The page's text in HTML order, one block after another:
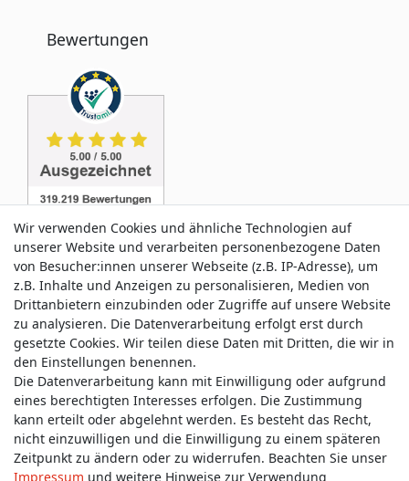
Bewertungen
Service & Kontakt
Wünschen Sie einen Rückruf?
service@allmyclothes.de
Schreiben Sie uns:
service@allmyclothes.de
Wir verwenden Cookies und ähnliche Technologien auf
unserer Website und verarbeiten personenbezogene Daten
von Besucher:innen unserer Webseite (z.B. IP-Adresse), um
z.B. Inhalte und Anzeigen zu personalisieren, Medien von
Drittanbietern einzubinden oder Zugriffe auf unsere Website
zu analysieren. Die Datenverarbeitung erfolgt erst durch
gesetzte Cookies. Wir teilen diese Daten mit Dritten, die wir in
den Einstellungen benennen.
Die Datenverarbeitung kann mit Einwilligung oder aufgrund
eines berechtigten Interesses erfolgen. Die Zustimmung
kann erteilt oder abgelehnt werden. Es besteht das Recht,
nicht einzuwilligen und die Einwilligung zu einem späteren
Zeitpunkt zu ändern oder zu widerrufen. Beachten Sie unser
Impressum und weitere Hinweise zur Verwendung